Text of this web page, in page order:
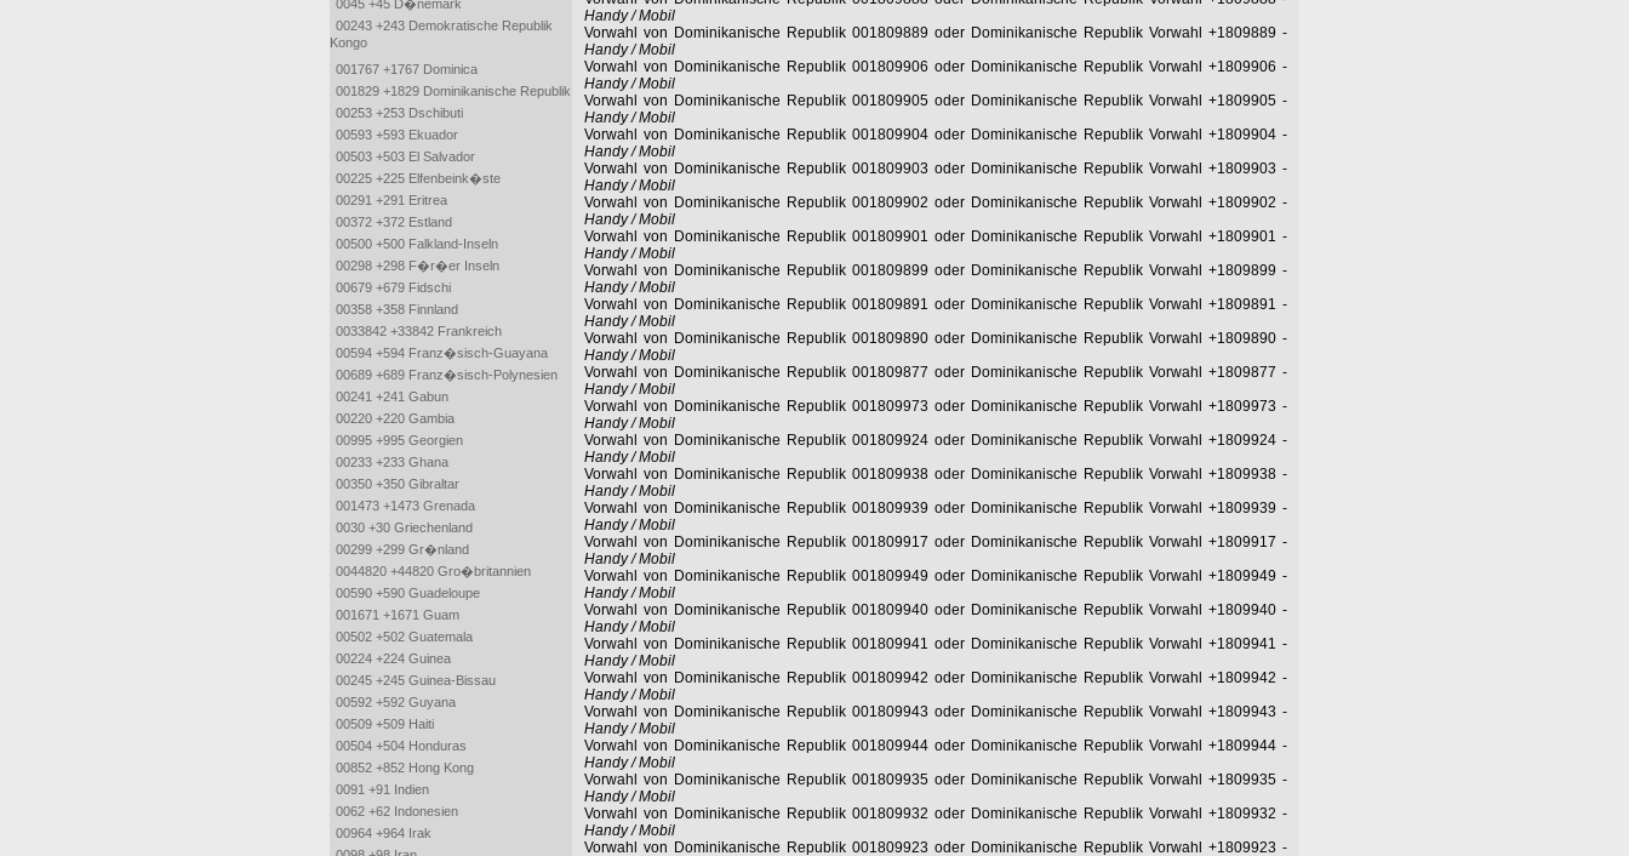
0045 +45 D�nemark
00243 +243 Demokratische Republik
Kongo
001767 +1767 Dominica
001829 +1829 Dominikanische Republik
00253 +253 Dschibuti
00593 +593 Ekuador
00503 +503 El Salvador
00225 +225 Elfenbeink�ste
00291 +291 Eritrea
00372 +372 Estland
00500 +500 Falkland-Inseln
00298 +298 F�r�er Inseln
00679 +679 Fidschi
00358 +358 Finnland
0033842 +33842 Frankreich
00594 +594 Franz�sisch-Guayana
00689 +689 Franz�sisch-Polynesien
00241 +241 Gabun
00220 +220 Gambia
00995 +995 Georgien
00233 +233 Ghana
00350 +350 Gibraltar
001473 +1473 Grenada
0030 +30 Griechenland
00299 +299 Gr�nland
0044820 +44820 Gro�britannien
00590 +590 Guadeloupe
001671 +1671 Guam
00502 +502 Guatemala
00224 +224 Guinea
00245 +245 Guinea-Bissau
00592 +592 Guyana
00509 +509 Haiti
00504 +504 Honduras
00852 +852 Hong Kong
0091 +91 Indien
0062 +62 Indonesien
00964 +964 Irak
Handy / Mobil
Vorwahl von Dominikanische Republik 001809889 oder Dominikanische Republik Vorwahl +1809889 -
Handy / Mobil
Vorwahl von Dominikanische Republik 001809906 oder Dominikanische Republik Vorwahl +1809906 -
Handy / Mobil
Vorwahl von Dominikanische Republik 001809905 oder Dominikanische Republik Vorwahl +1809905 -
Handy / Mobil
Vorwahl von Dominikanische Republik 001809904 oder Dominikanische Republik Vorwahl +1809904 -
Handy / Mobil
Vorwahl von Dominikanische Republik 001809903 oder Dominikanische Republik Vorwahl +1809903 -
Handy / Mobil
Vorwahl von Dominikanische Republik 001809902 oder Dominikanische Republik Vorwahl +1809902 -
Handy / Mobil
Vorwahl von Dominikanische Republik 001809901 oder Dominikanische Republik Vorwahl +1809901 -
Handy / Mobil
Vorwahl von Dominikanische Republik 001809899 oder Dominikanische Republik Vorwahl +1809899 -
Handy / Mobil
Vorwahl von Dominikanische Republik 001809891 oder Dominikanische Republik Vorwahl +1809891 -
Handy / Mobil
Vorwahl von Dominikanische Republik 001809890 oder Dominikanische Republik Vorwahl +1809890 -
Handy / Mobil
Vorwahl von Dominikanische Republik 001809877 oder Dominikanische Republik Vorwahl +1809877 -
Handy / Mobil
Vorwahl von Dominikanische Republik 001809973 oder Dominikanische Republik Vorwahl +1809973 -
Handy / Mobil
Vorwahl von Dominikanische Republik 001809924 oder Dominikanische Republik Vorwahl +1809924 -
Handy / Mobil
Vorwahl von Dominikanische Republik 001809938 oder Dominikanische Republik Vorwahl +1809938 -
Handy / Mobil
Vorwahl von Dominikanische Republik 001809939 oder Dominikanische Republik Vorwahl +1809939 -
Handy / Mobil
Vorwahl von Dominikanische Republik 001809917 oder Dominikanische Republik Vorwahl +1809917 -
Handy / Mobil
Vorwahl von Dominikanische Republik 001809949 oder Dominikanische Republik Vorwahl +1809949 -
Handy / Mobil
Vorwahl von Dominikanische Republik 001809940 oder Dominikanische Republik Vorwahl +1809940 -
Handy / Mobil
Vorwahl von Dominikanische Republik 001809941 oder Dominikanische Republik Vorwahl +1809941 -
Handy / Mobil
Vorwahl von Dominikanische Republik 001809942 oder Dominikanische Republik Vorwahl +1809942 -
Handy / Mobil
Vorwahl von Dominikanische Republik 001809943 oder Dominikanische Republik Vorwahl +1809943 -
Handy / Mobil
Vorwahl von Dominikanische Republik 001809944 oder Dominikanische Republik Vorwahl +1809944 -
Handy / Mobil
Vorwahl von Dominikanische Republik 001809935 oder Dominikanische Republik Vorwahl +1809935 -
Handy / Mobil
Vorwahl von Dominikanische Republik 001809932 oder Dominikanische Republik Vorwahl +1809932 -
Handy / Mobil
Vorwahl von Dominikanische Republik 001809923 oder Dominikanische Republik Vorwahl +1809923 -